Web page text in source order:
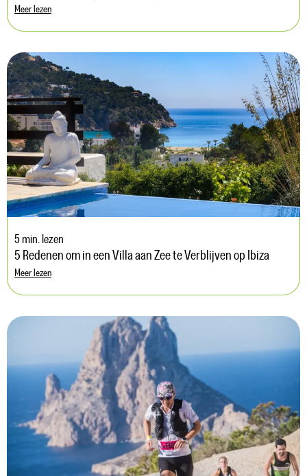
Meer lezen
5 min. lezen
5 Redenen om in een Villa aan Zee te Verblijven op Ibiza
Meer lezen